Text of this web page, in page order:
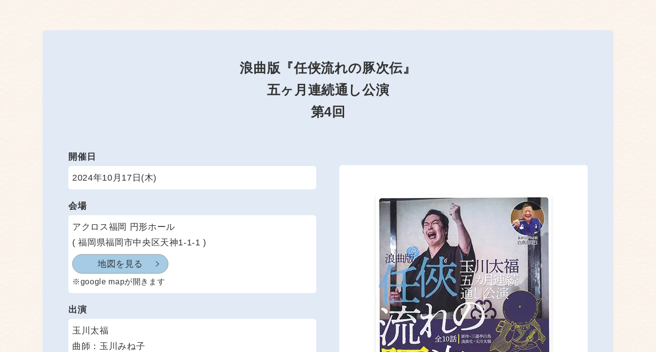
浪曲版『任侠流れの豚次伝』
五ヶ月連続通し公演
第4回
開催日
2024年10月17日(木)
会場
アクロス福岡 円形ホール
( 福岡県福岡市中央区天神1-1-1 )
地図を見る
※google mapが開きます
出演
玉川太福
曲師：玉川みね子